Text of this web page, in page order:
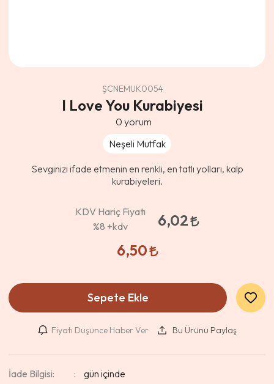
ŞCNEMUK0054
I Love You Kurabiyesi
0 yorum
Neşeli Mutfak
Sevginizi ifade etmenin en renkli, en tatlı yolları, kalp
kurabiyeleri.
KDV Hariç Fiyatı
%8 +kdv
6,02
6,50
Sepete Ekle
Fiyatı Düşünce Haber Ver Bu Ürünü Paylaş
İade Bilgisi: